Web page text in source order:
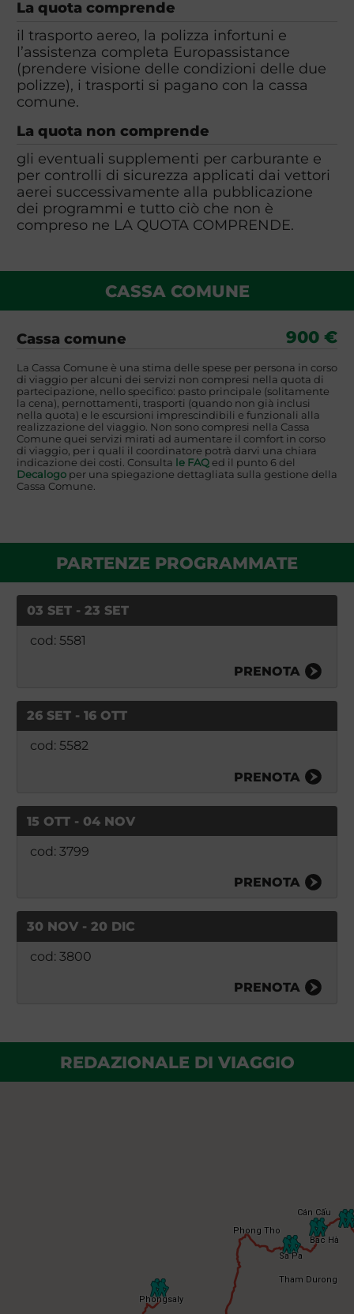
La quota comprende
il trasporto aereo, la polizza infortuni e
l’assistenza completa Europassistance
(prendere visione delle condizioni delle due
polizze), i trasporti si pagano con la cassa
comune.
La quota non comprende
gli eventuali supplementi per carburante e
per controlli di sicurezza applicati dai vettori
aerei successivamente alla pubblicazione
dei programmi e tutto ciò che non è
compreso ne LA QUOTA COMPRENDE.
CASSA COMUNE
Cassa comune 900 €
La Cassa Comune è una stima delle spese per persona in corso
di viaggio per alcuni dei servizi non compresi nella quota di
partecipazione, nello specifico: pasto principale (solitamente
la cena), pernottamenti, trasporti (quando non già inclusi
nella quota) e le escursioni imprescindibili e funzionali alla
realizzazione del viaggio. Non sono compresi nella Cassa
Comune quei servizi mirati ad aumentare il comfort in corso
di viaggio, per i quali il coordinatore potrà darvi una chiara
indicazione dei costi. Consulta le FAQed il punto 6 del
Decalogoper una spiegazione dettagliata sulla gestione della
Cassa Comune.
PARTENZE PROGRAMMATE
03 SET - 23 SET
cod: 5581
PRENOTA
26 SET - 16 OTT
cod: 5582
PRENOTA
15 OTT - 04 NOV
cod: 3799
PRENOTA
30 NOV - 20 DIC
cod: 3800
PRENOTA
REDAZIONALE DI VIAGGIO